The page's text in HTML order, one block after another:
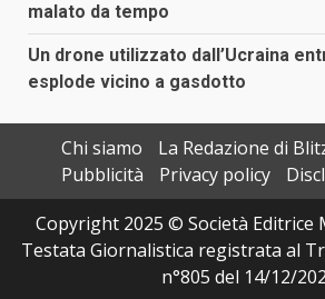
malato da tempo
Un drone utilizzato dall’Ucraina
esplode vicino a gasdotto
Chi siamo
La Redazione di
Pubblicità
Privacy policy
Copyright 2025 © Società Editrice
Testata Giornalistica registrata al
n°805 del 14/12/